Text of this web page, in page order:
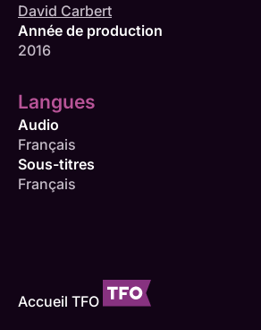
David Carbert
Année de production
2016
Langues
Audio
Français
Sous-titres
Français
Accueil TFO